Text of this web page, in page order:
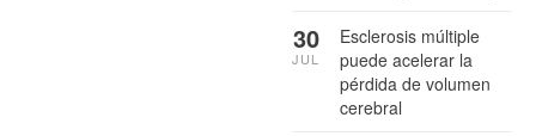
Esclerosis múltiple
puede acelerar la
pérdida de volumen
cerebral
30
JUL